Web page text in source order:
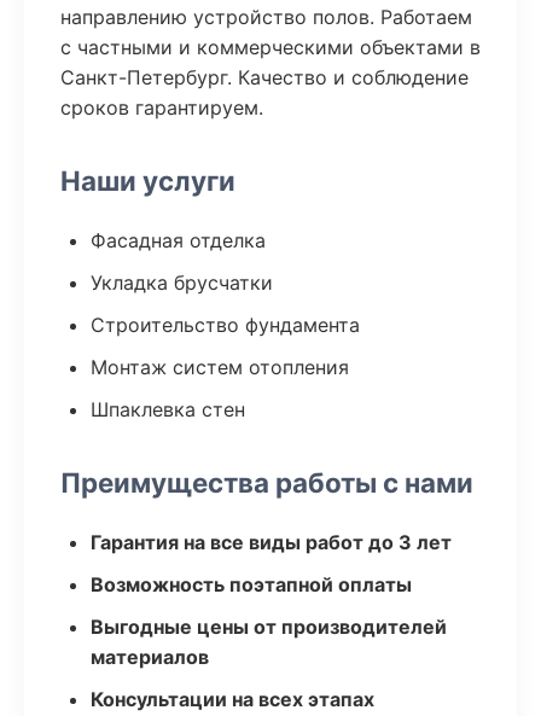
направлению устройство полов. Работаем
с частными и коммерческими объектами в
Санкт-Петербург. Качество и соблюдение
сроков гарантируем.
Наши услуги
Фасадная отделка
Укладка брусчатки
Строительство фундамента
Монтаж систем отопления
Шпаклевка стен
Преимущества работы с нами
Гарантия на все виды работ до 3 лет
Возможность поэтапной оплаты
Выгодные цены от производителей
материалов
Консультации на всех этапах